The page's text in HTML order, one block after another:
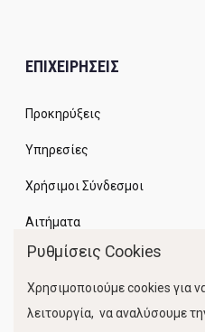
ΕΠΙΧΕΙΡΗΣΕΙΣ
Προκηρύξεις
Υπηρεσίες
Χρήσιμοι Σύνδεσμοι
Αιτήματα
Ρυθμίσεις Cookies
Χρησιμοποιούμε cookies για
λειτουργία, να αναλύσουμε